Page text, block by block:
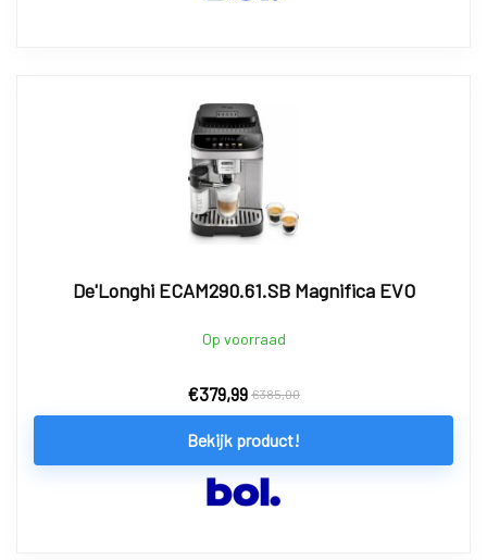
De'Longhi ECAM290.61.SB Magnifica EVO
Op voorraad
€379,99 €385,00
Bekijk product!